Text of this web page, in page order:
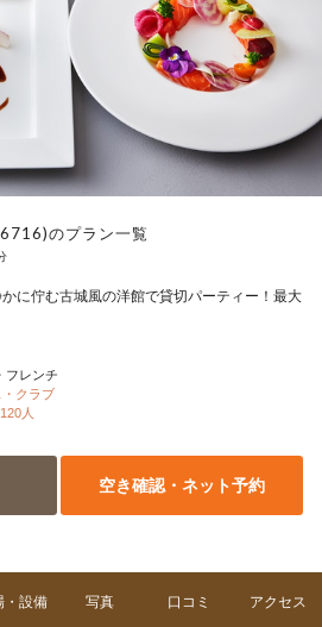
のプラン一覧
かに佇む古城風の洋館で貸切パーティー！最大
フレンチ
クラブ
人
空き確認・ネット予約
・設備 写真 口コミ アクセス